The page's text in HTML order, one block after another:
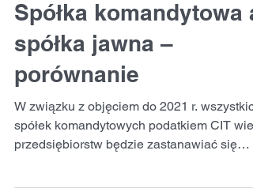
dr Mateusz Korus
14 lis 2020
3 minut(y) czytania
Spółka komandytowa a
spółka jawna –
porównanie
W związku z objęciem do 2021 r.